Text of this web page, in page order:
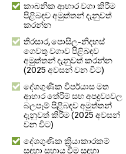
කාබනික ආහාර වගා කිරීම
පිළිබඳව අමුත්තන් දැනුවත්
කරන්න
තිරසාර, පොසිල-නිදහස්
ගෙවතු වගාව පිළිබඳව
අමුත්තන් දැනුවත් කරන්න
(2025 අවසන් වන විට)
දේශගුණික විපර්යාස මත
ආහාර තේරීම් සහ අපද්‍රව්‍යවල
බලපෑම් පිළිබඳව අමුත්තන්
දැනුවත් කිරීම (2025 අවසන්
වන විට)
දේශගුණික ක්‍රියාකාරකම්
සඳහා සහාය වීම සඳහා